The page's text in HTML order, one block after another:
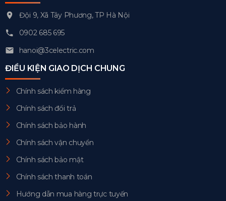
Đội 9, Xã Tây Phương, TP Hà Nội
0902 685 695
hanoi@3celectric.com
ĐIỀU KIỆN GIAO DỊCH CHUNG
Chính sách kiểm hàng
Chính sách đổi trả
Chính sách bảo hành
Chính sách vận chuyển
Chính sách bảo mật
Chính sách thanh toán
Hướng dẫn mua hàng trực tuyến